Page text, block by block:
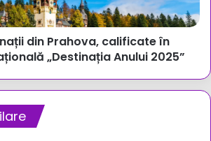
din Prahova, calificate în
„Destinația Anului 2025”